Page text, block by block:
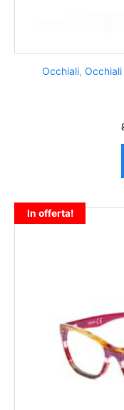
Occhiali,
In offerta!